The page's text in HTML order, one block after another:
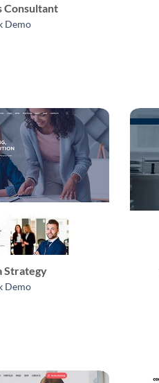
Consultant
Demo
Strategy
Demo